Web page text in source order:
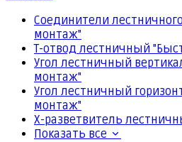
Соединители
монтаж"
Т-отвод лестничный
Угол лестничный
монтаж"
Угол лестничный
монтаж"
Х-разветвитель
Показать все